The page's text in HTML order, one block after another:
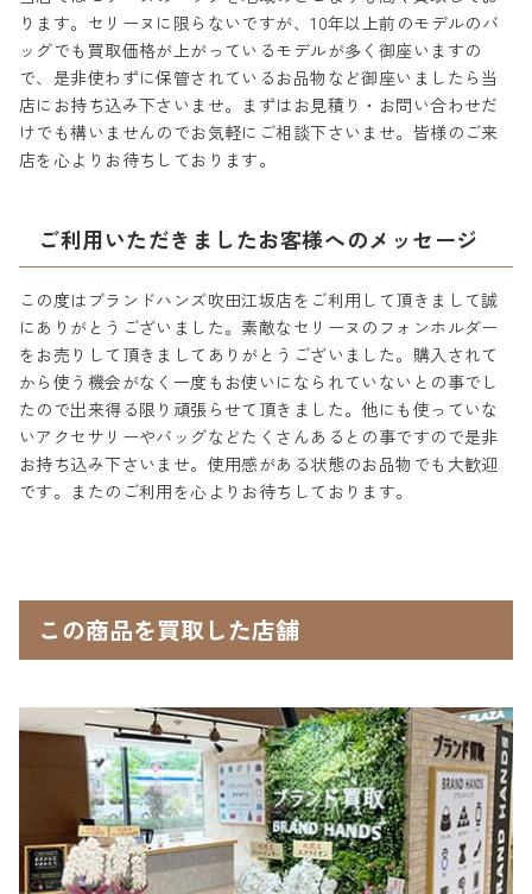
ります。セリーヌに限らないですが、10年以上前のモデルのバ
ッグでも買取価格が上がっているモデルが多く御座いますの
で、是非使わずに保管されているお品物など御座いましたら当
店にお持ち込み下さいませ。まずはお見積り・お問い合わせだ
けでも構いませんのでお気軽にご相談下さいませ。皆様のご来
店を心よりお待ちしております。
ご利用いただきましたお客様へのメッセージ
この度はブランドハンズ吹田江坂店をご利用して頂きまして誠
にありがとうございました。素敵なセリーヌのフォンホルダー
をお売りして頂きましてありがとうございました。購入されて
から使う機会がなく一度もお使いになられていないとの事でし
たので出来得る限り頑張らせて頂きました。他にも使っていな
いアクセサリーやバッグなどたくさんあるとの事ですので是非
お持ち込み下さいませ。使用感がある状態のお品物でも大歓迎
です。またのご利用を心よりお待ちしております。
この商品を買取した店舗